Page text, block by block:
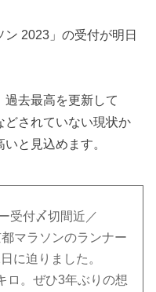
2023」の受付が明日
過去最高を更新して
どされていない現状か
と見込めます。
受付〆切間近／
マラソンのランナー
に迫りました。
ロ。ぜひ3年ぶりの想